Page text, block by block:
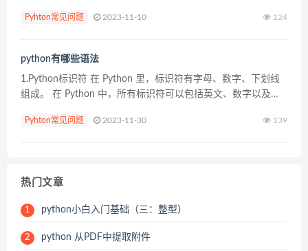
Pyhton常见问题 2023-11-10 124
python有哪些语法
1.Python标识符 在 Python 里，标识符有字母、数字、下划线
组成。 在 Python 中，所有标识符可以包括英文、数字以及下
的。 以下划线开...
Pyhton常见问题 2023-11-30 139
热门文章
1 python小白入门基础（三：整型）
2 python 从PDF中提取附件